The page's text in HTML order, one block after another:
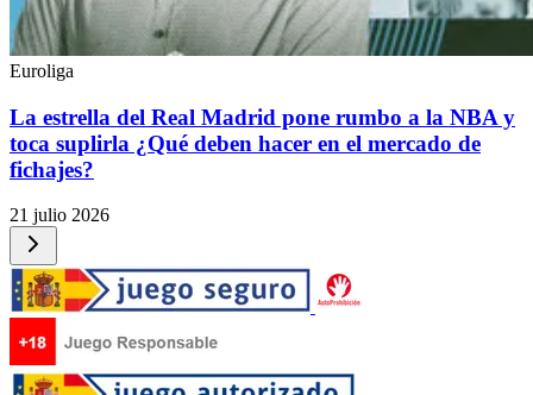
Euroliga
La estrella del Real Madrid pone rumbo a la NBA y
toca suplirla ¿Qué deben hacer en el mercado de
fichajes?
21 julio 2026